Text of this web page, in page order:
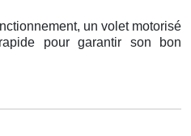
un volet motorisé
pour garantir son bon